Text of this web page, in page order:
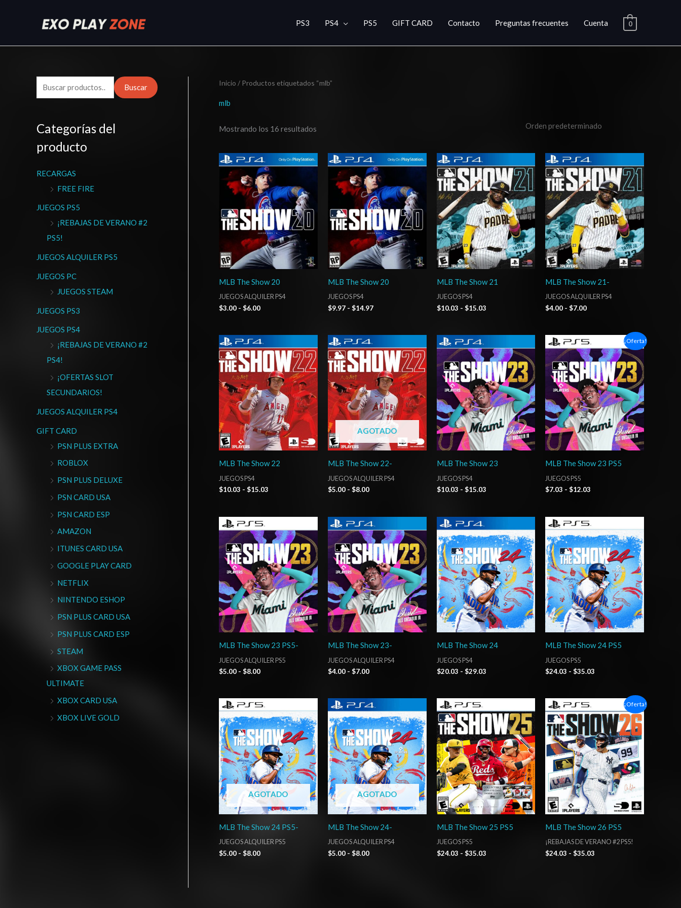
PS3 PS4 PS5 GIFT CARD Contacto Preguntas frecuentes Cuenta 0
u
c
a
p
r
Buscar
Categorías del
producto
RECARGAS
FREE FIRE
JUEGOS PS5
¡REBAJAS DE VERANO #2
PS5!
JUEGOS ALQUILER PS5
JUEGOS PC
JUEGOS STEAM
JUEGOS PS3
JUEGOS PS4
¡REBAJAS DE VERANO #2
PS4!
¡OFERTAS SLOT
SECUNDARIOS!
JUEGOS ALQUILER PS4
GIFT CARD
PSN PLUS EXTRA
ROBLOX
PSN PLUS DELUXE
PSN CARD USA
PSN CARD ESP
AMAZON
ITUNES CARD USA
GOOGLE PLAY CARD
NETFLIX
NINTENDO ESHOP
PSN PLUS CARD USA
PSN PLUS CARD ESP
STEAM
XBOX GAME PASS
ULTIMATE
XBOX CARD USA
XBOX LIVE GOLD
Inicio / Productos etiquetados “mlb”
mlb
Mostrando los 16 resultados
MLB The Show 20
JUEGOS ALQUILER PS4
$3.00 - $6.00
Rango
de
precios:
desde
$3.00
hasta
$6.00
MLB The Show 20
JUEGOS PS4
$9.97 - $14.97
Rango
de
precios:
desde
$9.97
hasta
$14.97
MLB The Show 21
JUEGOS PS4
$10.03 - $15.03
de
precios:
desde
$10.03
hasta
$15.03
MLB The Show 21-
JUEGOS ALQUILER PS4
$4.00 - $7.00
Rango
de
precios:
desde
$4.00
hasta
$7.00
MLB The Show 22
JUEGOS PS4
$10.03 - $15.03
de
precios:
desde
$10.03
hasta
$15.03
AGOTADO
MLB The Show 22-
JUEGOS ALQUILER PS4
$5.00 - $8.00
Rango
de
precios:
desde
$5.00
hasta
$8.00
MLB The Show 23
JUEGOS PS4
$10.03 - $15.03
de
precios:
desde
$10.03
hasta
$15.03
¡Oferta!
MLB The Show 23 PS5
JUEGOS PS5
$7.03 - $12.03
de
precios:
desde
$7.03
hasta
$12.03
MLB The Show 23 PS5-
JUEGOS ALQUILER PS5
$5.00 - $8.00
Rango
de
precios:
desde
$5.00
hasta
$8.00
MLB The Show 23-
JUEGOS ALQUILER PS4
$4.00 - $7.00
Rango
de
precios:
desde
$4.00
hasta
$7.00
MLB The Show 24
JUEGOS PS4
$20.03 - $29.03
de
precios:
desde
$20.03
hasta
$29.03
MLB The Show 24 PS5
JUEGOS PS5
$24.03 - $35.03
de
precios:
desde
$24.03
hasta
$35.03
AGOTADO
MLB The Show 24 PS5-
JUEGOS ALQUILER PS5
$5.00 - $8.00
Rango
de
precios:
desde
$5.00
hasta
$8.00
AGOTADO
MLB The Show 24-
JUEGOS ALQUILER PS4
$5.00 - $8.00
Rango
de
precios:
desde
$5.00
hasta
$8.00
MLB The Show 25 PS5
JUEGOS PS5
$24.03 - $35.03
de
precios:
desde
$24.03
hasta
$35.03
¡Oferta!
MLB The Show 26 PS5
¡REBAJAS DE VERANO #2 PS5!
$24.03 - $35.03
de
precios:
desde
$24.03
hasta
$35.03